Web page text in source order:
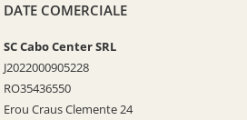
DATE COMERCIALE
SC Cabo Center SRL
J2022000905228
RO35436550
Erou Craus Clemente 24